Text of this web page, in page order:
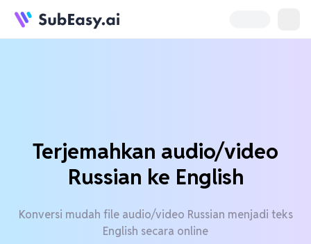
Terjemahkan audio/video
Russian ke English
Konversi mudah file audio/video Russian menjadi teks
English secara online